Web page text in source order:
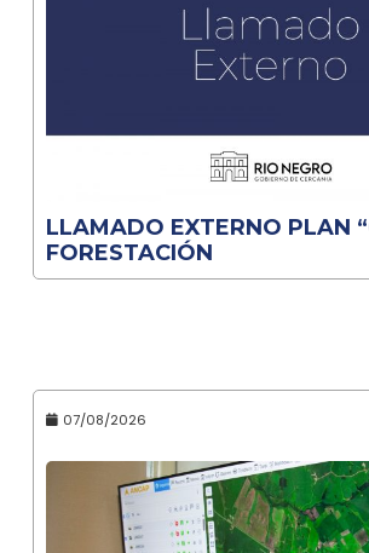
LLAMADO EXTERNO PLAN
FORESTACIÓN
07/08/2026